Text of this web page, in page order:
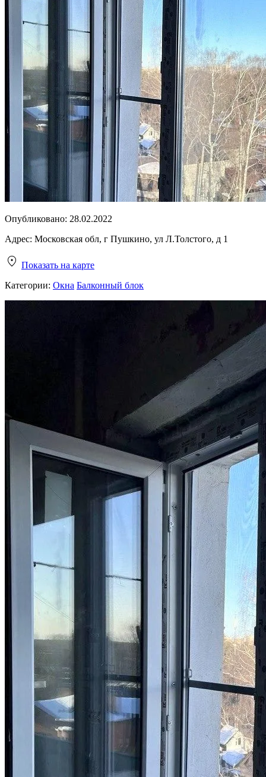
Опубликовано: 28.02.2022
Адрес: Московская обл, г Пушкино, ул Л.Толстого, д 1
Показать на карте
Категории: Окна Балконный блок